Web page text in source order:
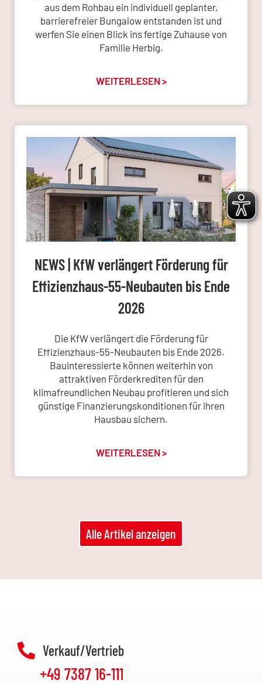
aus dem Rohbau ein individuell geplanter,
barrierefreier Bungalow entstanden ist und
werfen Sie einen Blick ins fertige Zuhause von
Familie Herbig.
WEITERLESEN >
NEWS | KfW verlängert Förderung für
Effizienzhaus-55-Neubauten bis Ende
2026
Die KfW verlängert die Förderung für
Effizienzhaus-55-Neubauten bis Ende 2026.
Bauinteressierte können weiterhin von
attraktiven Förderkrediten für den
klimafreundlichen Neubau profitieren und sich
günstige Finanzierungskonditionen für ihren
Hausbau sichern.
WEITERLESEN >
Alle Artikel anzeigen
Verkauf/Vertrieb
+49 7387 16-111